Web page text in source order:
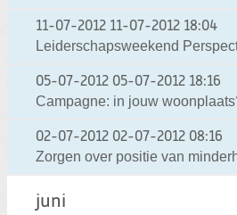
11-07-2012 11-07-2012 18:04
Leiderschapsweekend
05-07-2012 05-07-2012 18:16
Campagne: in jouw
02-07-2012 02-07-2012 08:16
Zorgen over positie van
juni